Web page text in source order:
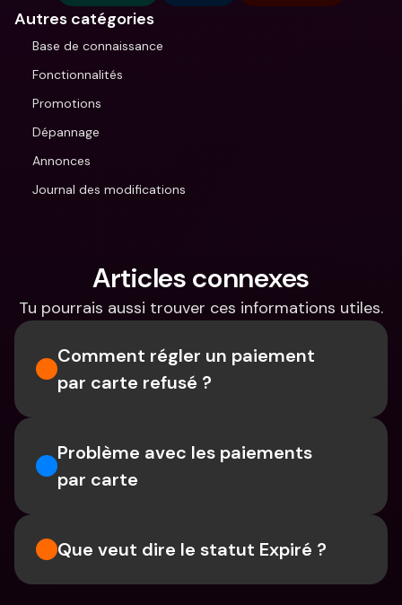
Autres catégories
Base de connaissance
Fonctionnalités
Promotions
Dépannage
Annonces
Journal des modifications
Articles connexes
Tu pourrais aussi trouver ces informations utiles.
Comment régler un paiement
par carte refusé ?
Problème avec les paiements
par carte
Que veut dire le statut Expiré ?